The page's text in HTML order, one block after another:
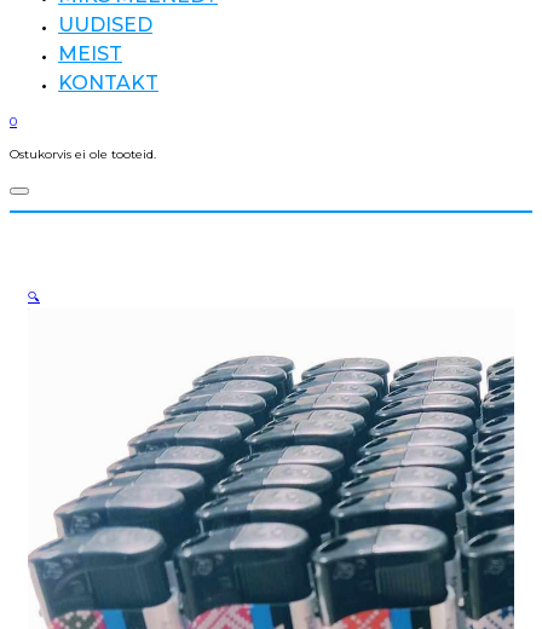
UUDISED
MEIST
KONTAKT
0
Ostukorvis ei ole tooteid.
🔍